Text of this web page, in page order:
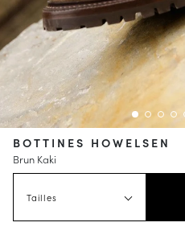
BOTTINES HOWELSEN
Brun Kaki
Tailles